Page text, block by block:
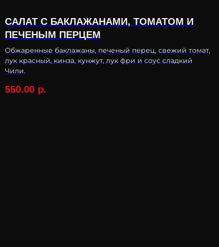
САЛАТ С БАКЛАЖАНАМИ, ТОМАТОМ И
ПЕЧЕНЫМ ПЕРЦЕМ
Обжаренные баклажаны, печеный перец, свежий томат,
лук красный, кинза, кунжут, лук фри и соус сладкий
Чили.
550.00 р.